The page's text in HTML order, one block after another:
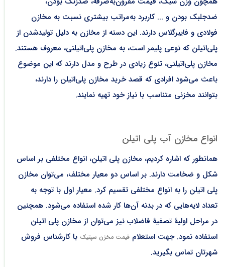
ضدجلبک بودن و ... کاربرد به‌مراتب بیشتری نسبت به مخازن
فولادی و فایبرگلاس دارند. این دسته از مخازن به دلیل تولیدشدن از
پلی‌اتیلن که نوعی پلیمر است، به مخازن پلی‌اتیلنی، معروف هستند.
مخازن پلی‌اتیلنی، تنوع زیادی در طرح و مدل دارند که این موضوع
باعث می‌شود افرادی که قصد خرید مخازن پلی‌اتیلن را دارند،
بتوانند مخزنی متناسب با نیاز خود تهیه نمایند.
انواع مخازن آب پلی اتیلن
همانطور که اشاره کردیم، مخازن پلی اتیلن، انواع مختلفی بر اساس
شکل و ضخامت دارند. بر اساس دو معیار مختلف، می‌توان مخازن
پلی اتیلن را به انواع مختلفی تقسیم کرد. معیار اول با توجه به
تعداد لایه‌هایی که در بدنه آن‌ها کار شده استفاده می‌شود. همچنین
در مراحل اولیۀ تصفیۀ فاضلاب نیز می‌توان از مخازن پلی اتیلن
استفاده نمود. جهت استعلام‌ قیمت مخزن سپتیک با کارشناس فروش
شهرتان تماس بگیرید.